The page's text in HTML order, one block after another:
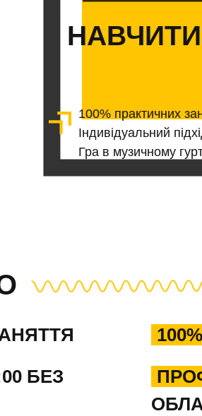
НАВЧИТИ
100% практичних
Індивідуальний
Гра в музичному
100%
БЕЗ